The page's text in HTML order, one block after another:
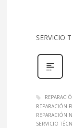
SERVICIO
REPARACIÓN
REPARACIÓN
SERVICIO